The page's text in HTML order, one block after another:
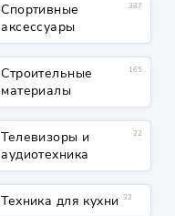
Спортивные
аксессуары
387
Строительные
материалы
165
Телевизоры и
аудиотехника
22
Техника для кухни 32